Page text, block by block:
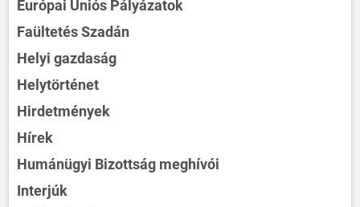
Európai Uniós Pályázatok
Faültetés Szadán
Helyi gazdaság
Helytörténet
Hirdetmények
Hírek
Humánügyi Bizottság meghívói
Interjúk